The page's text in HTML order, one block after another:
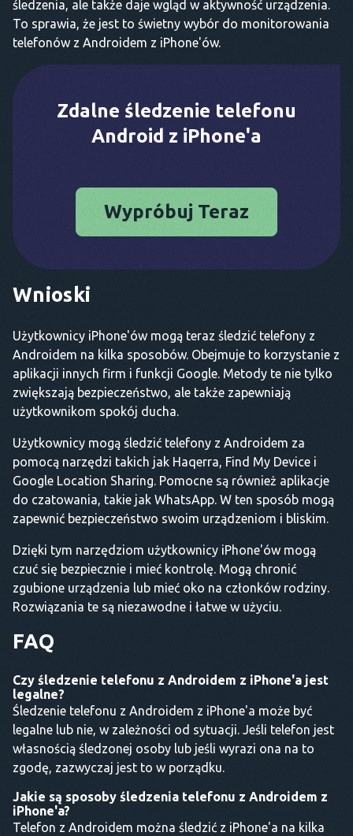
śledzenia, ale także daje wgląd w aktywność urządzenia.
To sprawia, że jest to świetny wybór do monitorowania
telefonów z Androidem z iPhone'ów.
Zdalne śledzenie telefonu
Android z iPhone'a
Wypróbuj Teraz
Wnioski
Użytkownicy iPhone'ów mogą teraz śledzić telefony z
Androidem na kilka sposobów. Obejmuje to korzystanie z
aplikacji innych firm i funkcji Google. Metody te nie tylko
zwiększają bezpieczeństwo, ale także zapewniają
użytkownikom spokój ducha.
Użytkownicy mogą śledzić telefony z Androidem za
pomocą narzędzi takich jak Haqerra, Find My Device i
Google Location Sharing. Pomocne są również aplikacje
do czatowania, takie jak WhatsApp. W ten sposób mogą
zapewnić bezpieczeństwo swoim urządzeniom i bliskim.
Dzięki tym narzędziom użytkownicy iPhone'ów mogą
czuć się bezpiecznie i mieć kontrolę. Mogą chronić
zgubione urządzenia lub mieć oko na członków rodziny.
Rozwiązania te są niezawodne i łatwe w użyciu.
FAQ
Czy śledzenie telefonu z Androidem z iPhone'a jest
legalne?
Śledzenie telefonu z Androidem z iPhone'a może być
legalne lub nie, w zależności od sytuacji. Jeśli telefon jest
własnością śledzonej osoby lub jeśli wyrazi ona na to
zgodę, zazwyczaj jest to w porządku.
Jakie są sposoby śledzenia telefonu z Androidem z
iPhone'a?
Telefon z Androidem można śledzić z iPhone'a na kilka